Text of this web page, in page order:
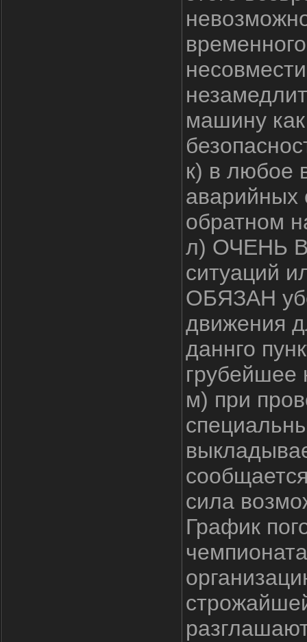
машину
к) в любое
аварийных
обратном
л) ОЧЕНЬ
ситуаций
ОБЯЗАН
движения
даннго
грубейшее
м) при
сила
График